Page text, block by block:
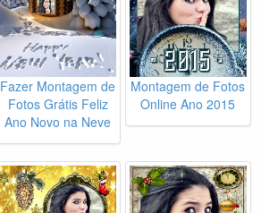
Fazer Montagem de
Fotos Grátis Feliz
Ano Novo na Neve
Montagem de Fotos
Online Ano 2015